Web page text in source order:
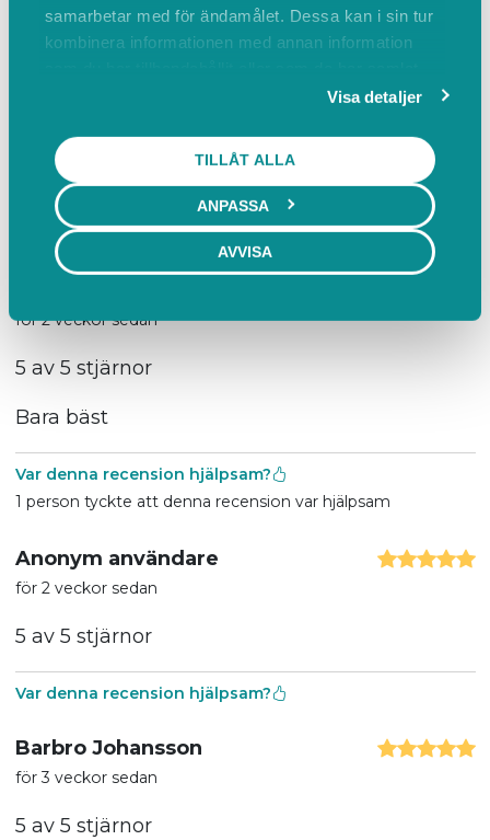
samarbetar med för ändamålet. Dessa kan i sin tur
kombinera informationen med annan information
Visa detaljer
TILLÅT ALLA
ANPASSA
AVVISA
Var denna recension hjälpsam?
5 av 5 stjärnor
Var denna recension hjälpsam?
för 2 veckor sedan
5 av 5 stjärnor
Bara bäst
Var denna recension hjälpsam?
1 person tyckte att denna recension var hjälpsam
Anonym användare
för 2 veckor sedan
5 av 5 stjärnor
Var denna recension hjälpsam?
Barbro Johansson
för 3 veckor sedan
5 av 5 stjärnor